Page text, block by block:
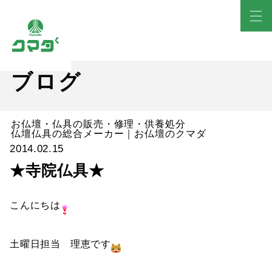
ブログ
お仏壇・仏具の販売・修理・供養処分
仏壇仏具の総合メーカー｜お仏壇のクマダ
2014.02.15
★寺院仏具★
こんにちは
土曜日担当 理恵です